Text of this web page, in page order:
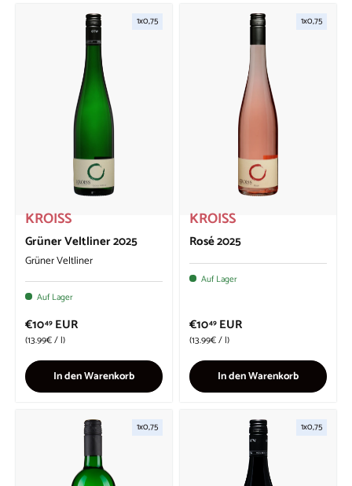
1x0,75
KROISS
Grüner Veltliner 2025
Grüner Veltliner
Auf Lager
€1049 EUR
Grundpreis
13.99€/l
In den Warenkorb
1x0,75
KROISS
Rosé 2025
Auf Lager
€1049 EUR
Grundpreis
13.99€/l
In den Warenkorb
1x0,75 1x0,75